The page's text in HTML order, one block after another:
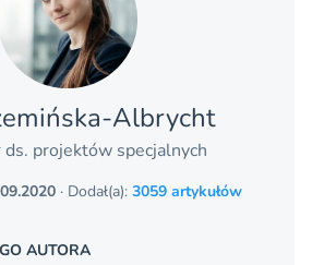
Albrycht
ds. projektów specjalnych
· Dodał(a): 3059 artykułów
AUTORA